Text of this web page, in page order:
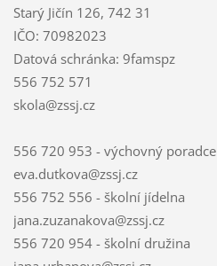
Starý Jičín 126, 742 31
IČO: 70982023
Datová schránka: 9famspz
556 752 571
skola@zssj.cz
556 720 953 - výchovný poradce
eva.dutkova@zssj.cz
556 752 556 - školní jídelna
jana.zuzanakova@zssj.cz
556 720 954 - školní družina